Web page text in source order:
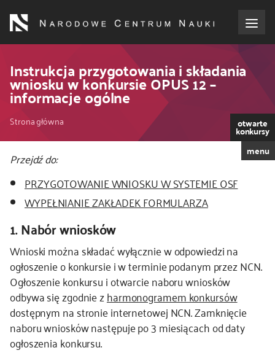
treści
dla wnioskodawców
dla realizujących projekty
dla ekspertów
efekty NCN
współpraca międzynarodowa
nagroda NCN
kontakt
Instrukcja przygotowania i składania
wniosku w konkursie OPUS 12 –
informacje ogólne
Ścieżka
nawigacyjna
Strona główna otwarte
konkursy
menu
Przejdź do:
PRZYGOTOWANIE WNIOSKU W SYSTEMIE OSF
WYPEŁNIANIE ZAKŁADEK FORMULARZA
1. Nabór wniosków
Wnioski można składać wyłącznie w odpowiedzi na
ogłoszenie o konkursie i w terminie podanym przez NCN.
Ogłoszenie konkursu i otwarcie naboru wniosków
odbywa się zgodnie zharmonogramem konkursów
dostępnym na stronie internetowej NCN. Zamknięcie
naboru wniosków następuje po 3 miesiącach od daty
ogłoszenia konkursu.